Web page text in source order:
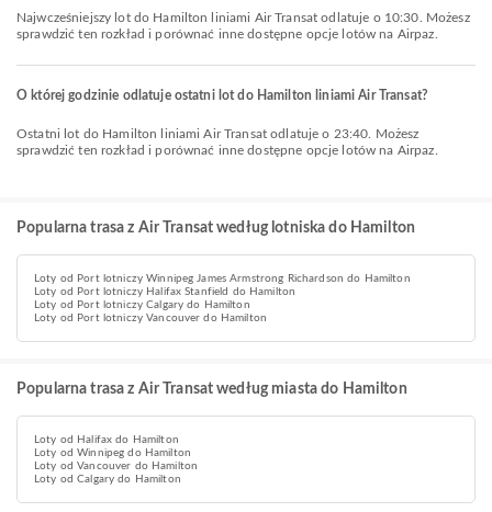
Najwcześniejszy lot do Hamilton liniami Air Transat odlatuje o 10:30. Możesz
sprawdzić ten rozkład i porównać inne dostępne opcje lotów na Airpaz.
O której godzinie odlatuje ostatni lot do Hamilton liniami Air Transat?
Ostatni lot do Hamilton liniami Air Transat odlatuje o 23:40. Możesz
sprawdzić ten rozkład i porównać inne dostępne opcje lotów na Airpaz.
Popularna trasa z Air Transat według lotniska do Hamilton
Loty od Port lotniczy Winnipeg James Armstrong Richardson do Hamilton
Loty od Port lotniczy Halifax Stanfield do Hamilton
Loty od Port lotniczy Calgary do Hamilton
Loty od Port lotniczy Vancouver do Hamilton
Popularna trasa z Air Transat według miasta do Hamilton
Loty od Halifax do Hamilton
Loty od Winnipeg do Hamilton
Loty od Vancouver do Hamilton
Loty od Calgary do Hamilton